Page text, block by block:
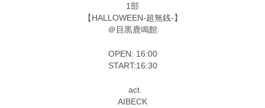
1部
【HALLOWEEN-超無銭-】
＠目黒鹿鳴館
OPEN: 16:00
START:16:30
act.
AIBECK